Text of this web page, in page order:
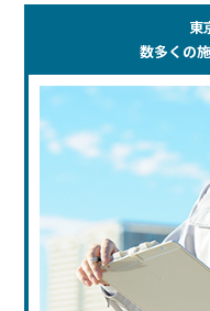
東
数多くの